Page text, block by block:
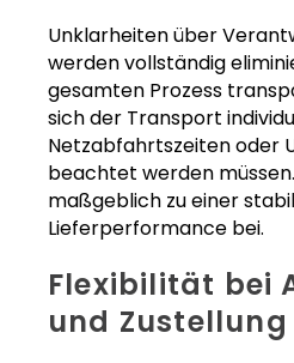
Unklarheiten über
werden vollständig
gesamten Prozess
sich der Transport
Netzabfahrtszeiten oder
beachtet werden
maßgeblich zu einer
Lieferperformance bei.
Flexibilität bei
und Zustellung